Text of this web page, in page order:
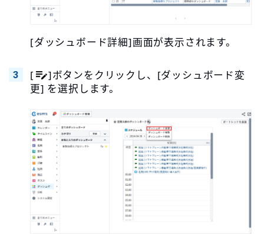
[ダッシュボード詳細]画面が表示されます。
[
]ボタンをクリックし、[ダッシュボード変
更] を選択します。